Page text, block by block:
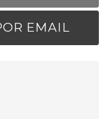
EMAIL